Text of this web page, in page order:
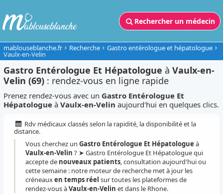
Rechercher un médecin
mablouseblanche.fr Recherche Gastro entérologue et hépatologue
Vaulx-en-Velin
Gastro Entérologue Et Hépatologue àVaulx-en-
Velin (69) : rendez-vous en ligne rapide
Prenez rendez-vous avec un Gastro Entérologue Et
Hépatologue àVaulx-en-Velin aujourd'hui en quelques clics.
Rdv médicaux classés selon la rapidité, la disponibilité et la
distance.
Vous cherchez unGastro Entérologue Et Hépatologue à
Vaulx-en-Velin ? ➤ Gastro Entérologue Et Hépatologue qui
accepte de nouveaux patients, consultation aujourd'hui ou
cette semaine : notre moteur de recherche met à jour les
créneauxen temps réel sur toutes les plateformes de
rendez-vous àVaulx-en-Velin et dans le Rhone.